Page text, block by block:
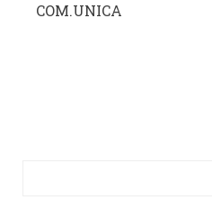
COM.UNICA